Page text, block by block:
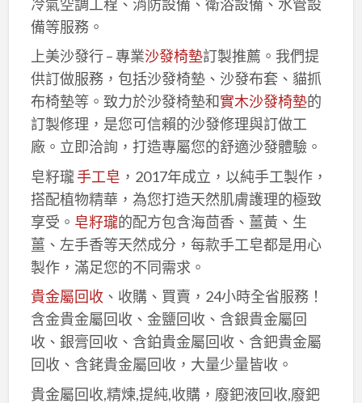
冷氣空調工程、消防設備、衛浴設備、水管設
備等服務。
上美沙發行 – 專業沙發椅墊訂製推薦。我們提
供訂做服務，包括沙發椅墊、沙發布套、貓抓
布椅墊等。致力於沙發椅墊和實木沙發椅墊的
訂製修理，是您可信賴的沙發修理與訂做工
廠。立即洽詢，打造專屬您的舒適沙發體驗。
皂籽瓏手工皂 ，2017年成立，以純手工製作，
搭配植物精華，為您打造天然肌膚護理的極致
享受。 皂籽瓏的配方包含海茴香、薑黃、生
薑、左手香等天然成分，每款手工皂都是用心
製作，滿足您的不同需求。
貴金屬回收、收購、買賣，24小時全省服務！
含金貴金屬回收、金鹽回收、含銀貴金屬回
收、銀膏回收、含鉑貴金屬回收、含鈀貴金屬
回收、含銠貴金屬回收，大量少量皆收。
貴金屬回收,精煉,提純,收購，廢鈀液回收,廢鈀